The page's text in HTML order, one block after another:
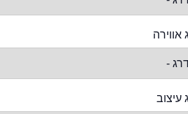
אווירה
עיצוב